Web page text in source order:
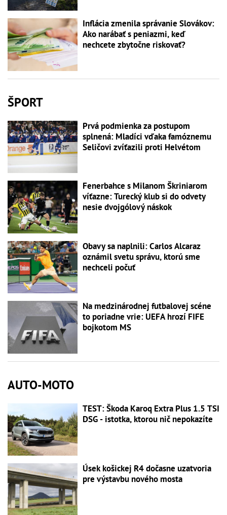
Inflácia zmenila správanie Slovákov:
Ako narábať s peniazmi, keď
nechcete zbytočne riskovať?
ŠPORT
Prvá podmienka za postupom
splnená: Mladíci vďaka famóznemu
Seličovi zvíťazili proti Helvétom
Fenerbahce s Milanom Škriniarom
víťazne: Turecký klub si do odvety
nesie dvojgólový náskok
Obavy sa naplnili: Carlos Alcaraz
oznámil svetu správu, ktorú sme
nechceli počuť
Na medzinárodnej futbalovej scéne
to poriadne vrie: UEFA hrozí FIFE
bojkotom MS
AUTO-MOTO
TEST: Škoda Karoq Extra Plus 1.5 TSI
DSG - istotka, ktorou nič nepokazíte
Úsek košickej R4 dočasne uzatvoria
pre výstavbu nového mosta